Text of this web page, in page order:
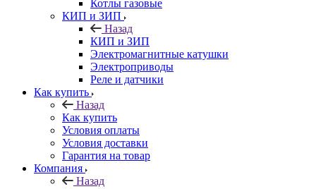
Котлы газовые
КИП и ЗИП
Назад
КИП и ЗИП
Электромагнитные катушки
Электроприводы
Реле и датчики
Как купить
Назад
Как купить
Условия оплаты
Условия доставки
Гарантия на товар
Компания
Назад